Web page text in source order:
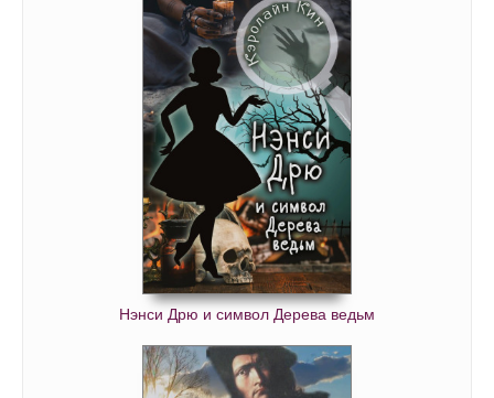
Нэнси Дрю и символ Дерева ведьм